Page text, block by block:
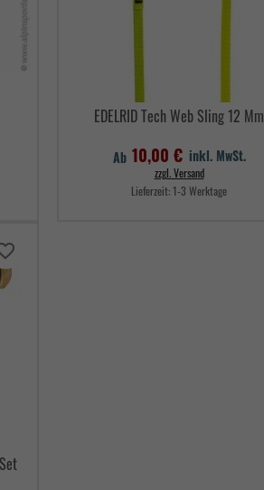
EDELRID Tech Web Sling 12 Mm
Ab 10,00 € inkl. MwSt.
zzgl. Versand
Lieferzeit:1-3 Werktage